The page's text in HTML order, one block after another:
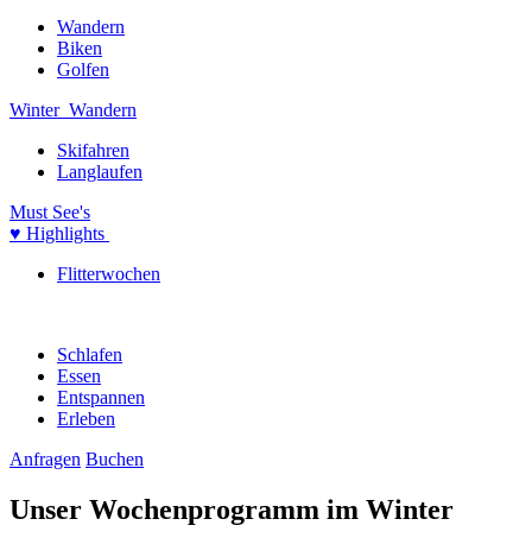
Wandern
Biken
Golfen
Winter Wandern
Skifahren
Langlaufen
Must See's
♥ Highlights
Flitterwochen
Schlafen
Essen
Entspannen
Erleben
Anfragen Buchen
Unser Wochenprogramm im Winter